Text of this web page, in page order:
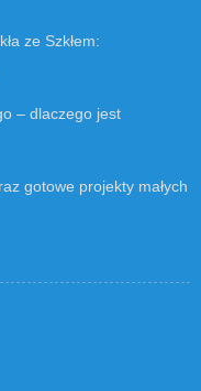
ze Szkłem:
– dlaczego jest
gotowe projekty małych